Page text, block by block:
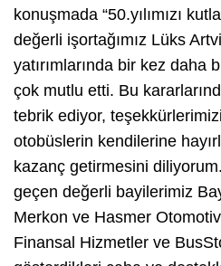
konuşmada “50.yılımızı
değerli işortağımız Lüks
yatırımlarında bir kez daha
çok mutlu etti. Bu
tebrik ediyor,
otobüslerin kendilerine
kazanç getirmesini
geçen değerli bayilerimiz
Merkon ve Hasmer
Finansal Hizmetler ve